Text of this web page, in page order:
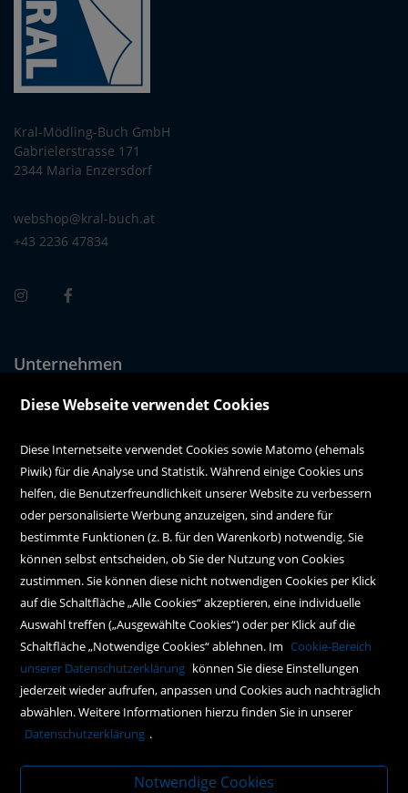
Kral-Mödling-Buch GmbH
Gabrielerstrasse 171
2344 Maria Enzersdorf
webshop@kral-buch.at
+43 2236 47834
Unternehmen
Über uns
Kundenservice
Hilfe
Kontakt
Social Media
Policy
AGBs
Impressum
Datenschutz
Diese Webseite verwendet Cookies
Diese Internetseite verwendet Cookies sowie Matomo (ehemals
Piwik) für die Analyse und Statistik. Während einige Cookies uns
helfen, die Benutzerfreundlichkeit unserer Website zu verbessern
oder personalisierte Werbung anzuzeigen, sind andere für
bestimmte Funktionen (z. B. für den Warenkorb) notwendig. Sie
können selbst entscheiden, ob Sie der Nutzung von Cookies
zustimmen. Sie können diese nicht notwendigen Cookies per Klick
auf die Schaltfläche „Alle Cookies“ akzeptieren, eine individuelle
Auswahl treffen („Ausgewählte Cookies“) oder per Klick auf die
Schaltfläche „Notwendige Cookies“ ablehnen. Im Cookie-Bereich
unserer Datenschutzerklärung können Sie diese Einstellungen
jederzeit wieder aufrufen, anpassen und Cookies auch nachträglich
abwählen. Weitere Informationen hierzu finden Sie in unserer
Datenschutzerklärung .
Notwendige Cookies